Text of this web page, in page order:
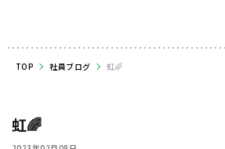
TOP 社員ブログ 虹🌈
虹🌈